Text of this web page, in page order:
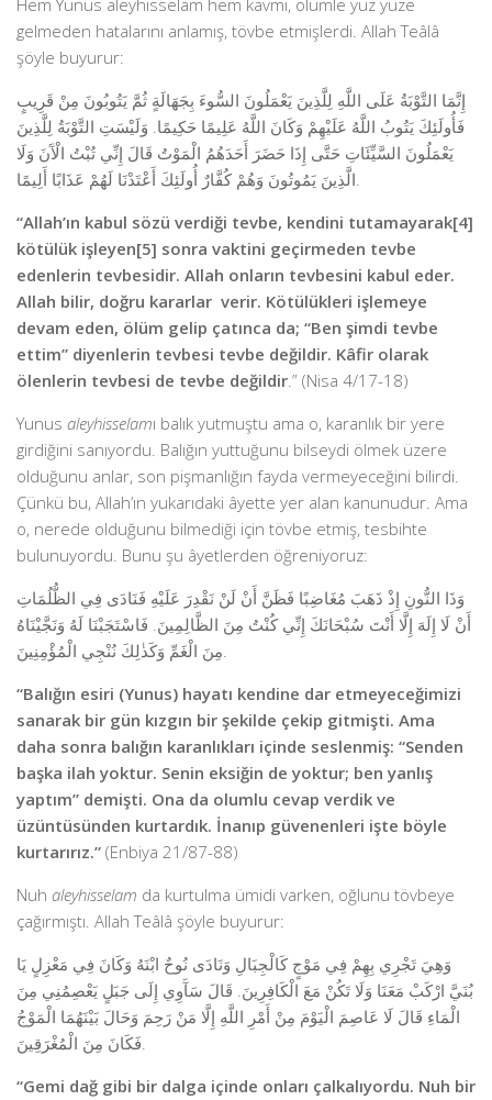
Hem Yunus aleyhisselam hem kavmi, ölümle yüz yüze
gelmeden hatalarını anlamış, tövbe etmişlerdi. Allah Teâlâ
şöyle buyurur:
إِنَّمَا التَّوْبَةُ عَلَى اللَّهِ لِلَّذِينَ يَعْمَلُونَ السُّوءَ بِجَهَالَةٍ ثُمَّ يَتُوبُونَ مِنْ قَرِيبٍ
فَأُولَئِكَ يَتُوبُ اللَّهُ عَلَيْهِمْ وَكَانَ اللَّهُ عَلِيمًا حَكِيمًا. وَلَيْسَتِ التَّوْبَةُ لِلَّذِينَ
يَعْمَلُونَ السَّيِّئَاتِ حَتَّى إِذَا حَضَرَ أَحَدَهُمُ الْمَوْتُ قَالَ إِنِّي تُبْتُ الْآَنَ وَلَا
الَّذِينَ يَمُوتُونَ وَهُمْ كُفَّارٌ أُولَئِكَ أَعْتَدْنَا لَهُمْ عَذَابًا أَلِيمًا.
“Allah’ın kabul sözü verdiği tevbe, kendini tutamayarak[4]
kötülük işleyen[5] sonra vaktini geçirmeden tevbe
edenlerin tevbesidir. Allah onların tevbesini kabul eder.
Allah bilir, doğru kararlar verir. Kötülükleri işlemeye
devam eden, ölüm gelip çatınca da; “Ben şimdi tevbe
ettim” diyenlerin tevbesi tevbe değildir. Kâfir olarak
ölenlerin tevbesi de tevbe değildir.” (Nisa 4/17-18)
Yunus aleyhisselamı balık yutmuştu ama o, karanlık bir yere
girdiğini sanıyordu. Balığın yuttuğunu bilseydi ölmek üzere
olduğunu anlar, son pişmanlığın fayda vermeyeceğini bilirdi.
Çünkü bu, Allah’ın yukarıdaki âyette yer alan kanunudur. Ama
o, nerede olduğunu bilmediği için tövbe etmiş, tesbihte
bulunuyordu. Bunu şu âyetlerden öğreniyoruz:
وَذَا النُّونِ إِذْ ذَهَبَ مُغَاضِبًا فَظَنَّ أَنْ لَنْ نَقْدِرَ عَلَيْهِ فَنَادَى فِي الظُّلُمَاتِ
أَنْ لَا إِلَهَ إِلَّا أَنْتَ سُبْحَانَكَ إِنِّي كُنْتُ مِنَ الظَّالِمِينَ. فَاسْتَجَبْنَا لَهُ وَنَجَّيْنَاهُ
مِنَ الْغَمِّ وَكَذٰلِكَ نُنْجِي الْمُؤْمِنِينَ.
“Balığın esiri (Yunus) hayatı kendine dar etmeyeceğimizi
sanarak bir gün kızgın bir şekilde çekip gitmişti. Ama
daha sonra balığın karanlıkları içinde seslenmiş: “Senden
başka ilah yoktur. Senin eksiğin de yoktur; ben yanlış
yaptım” demişti. Ona da olumlu cevap verdik ve
üzüntüsünden kurtardık. İnanıp güvenenleri işte böyle
kurtarırız.” (Enbiya 21/87-88)
Nuh aleyhisselam da kurtulma ümidi varken, oğlunu tövbeye
çağırmıştı. Allah Teâlâ şöyle buyurur:
وَهِيَ تَجْرِي بِهِمْ فِي مَوْجٍ كَالْجِبَالِ وَنَادَى نُوحٌ ابْنَهُ وَكَانَ فِي مَعْزِلٍ يَا
بُنَيَّ ارْكَبْ مَعَنَا وَلَا تَكُنْ مَعَ الْكَافِرِينَ. قَالَ سَآَوِي إِلَى جَبَلٍ يَعْصِمُنِي مِنَ
الْمَاءِ قَالَ لَا عَاصِمَ الْيَوْمَ مِنْ أَمْرِ اللَّهِ إِلَّا مَنْ رَحِمَ وَحَالَ بَيْنَهُمَا الْمَوْجُ
فَكَانَ مِنَ الْمُغْرَقِينَ.
“Gemi dağ gibi bir dalga içinde onları çalkalıyordu. Nuh bir